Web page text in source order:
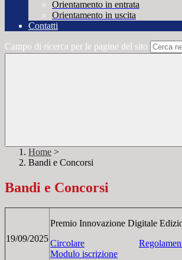
Orientamento in entrata
Orientamento in uscita
Contatti
Campo di ricerca per le pagine del sito
Home >
Bandi e Concorsi
Bandi e Concorsi
19/09/2025
Premio Innovazione Digitale
Circolare
Modulo iscrizione